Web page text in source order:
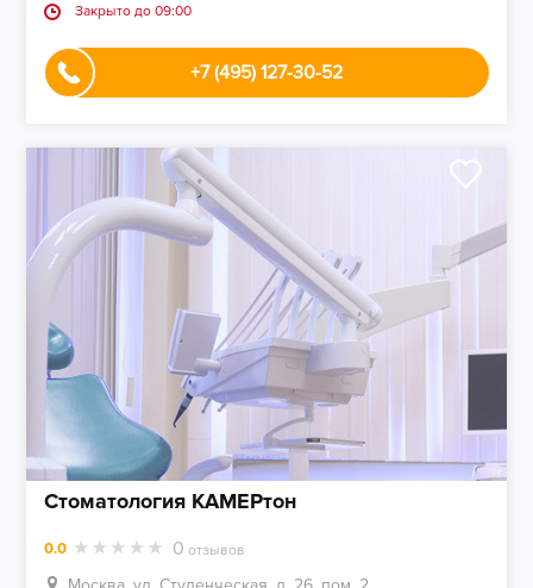
Закрыто до 09:00
+7 (495) 127-30-52
Стоматология КАМЕРтон
0.0 0 отзывов